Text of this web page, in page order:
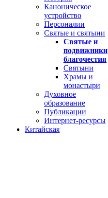
Каноническое
устройство
Персоналии
Святые и святыни
Святые и
подвижники
благочестия
Святыни
Храмы и
монастыри
Духовное
образование
Публикации
Интернет-ресурсы
Китайская